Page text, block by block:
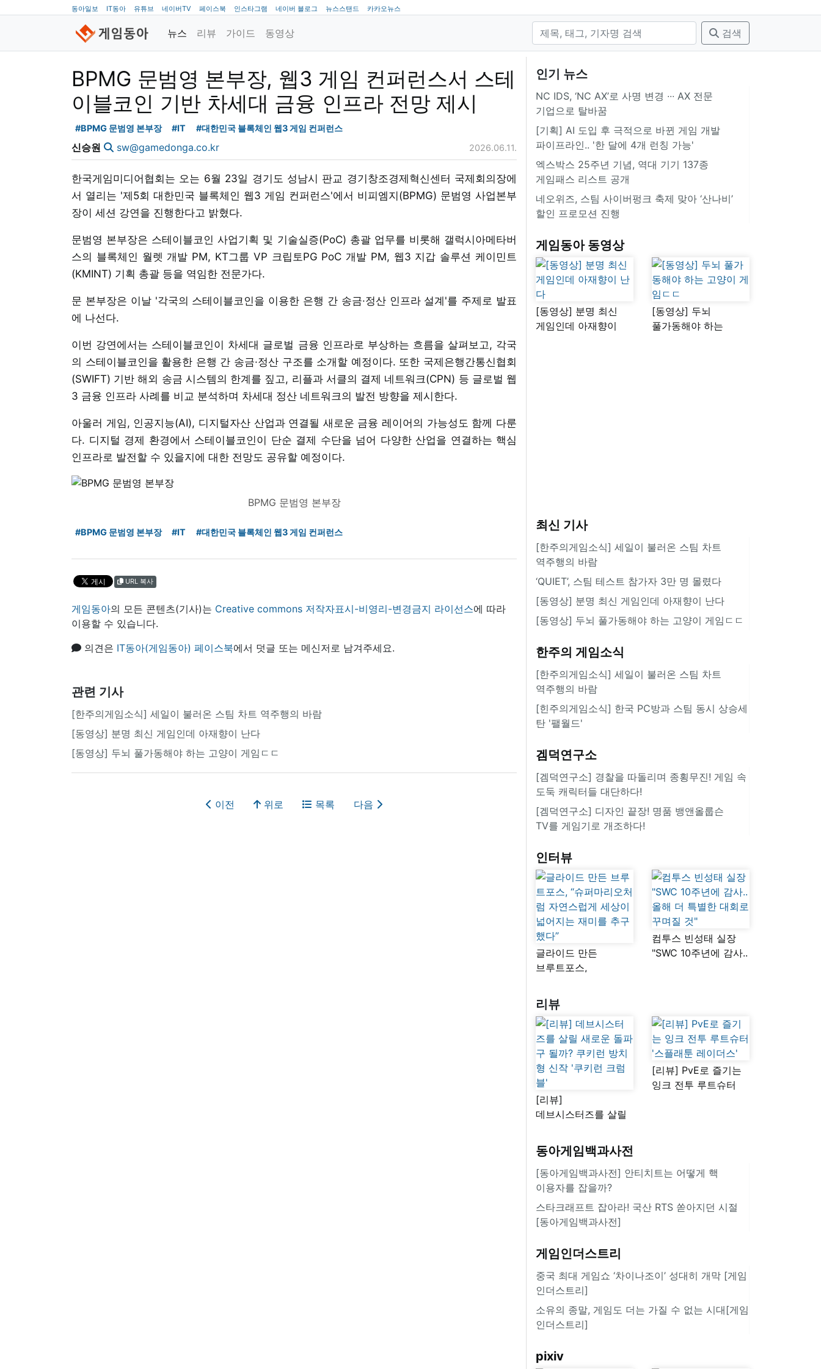
동아일보 IT동아 유튜브 네이버TV 페이스북 인스타그램 네이버 블로그 뉴스스탠드 카카오뉴스
뉴스 리뷰 가이드 동영상 검색
BPMG 문범영 본부장, 웹3 게임 컨퍼런스서 스테
이블코인 기반 차세대 금융 인프라 전망 제시
#BPMG 문범영 본부장 #IT #대한민국 블록체인 웹3 게임 컨퍼런스
신승원 sw@gamedonga.co.kr 2026.06.11.
한국게임미디어협회는 오는 6월 23일 경기도 성남시 판교 경기창조경제혁신센터 국제회의장에
서 열리는 '제5회 대한민국 블록체인 웹3 게임 컨퍼런스'에서 비피엠지(BPMG) 문범영 사업본부
장이 세션 강연을 진행한다고 밝혔다.
문범영 본부장은 스테이블코인 사업기획 및 기술실증(PoC) 총괄 업무를 비롯해 갤럭시아메타버
스의 블록체인 월렛 개발 PM, KT그룹 VP 크립토PG PoC 개발 PM, 웹3 지갑 솔루션 케이민트
(KMINT) 기획 총괄 등을 역임한 전문가다.
문 본부장은 이날 '각국의 스테이블코인을 이용한 은행 간 송금·정산 인프라 설계'를 주제로 발표
에 나선다.
이번 강연에서는 스테이블코인이 차세대 글로벌 금융 인프라로 부상하는 흐름을 살펴보고, 각국
의 스테이블코인을 활용한 은행 간 송금·정산 구조를 소개할 예정이다. 또한 국제은행간통신협회
(SWIFT) 기반 해외 송금 시스템의 한계를 짚고, 리플과 서클의 결제 네트워크(CPN) 등 글로벌 웹
3 금융 인프라 사례를 비교 분석하며 차세대 정산 네트워크의 발전 방향을 제시한다.
아울러 게임, 인공지능(AI), 디지털자산 산업과 연결될 새로운 금융 레이어의 가능성도 함께 다룬
다. 디지털 경제 환경에서 스테이블코인이 단순 결제 수단을 넘어 다양한 산업을 연결하는 핵심
인프라로 발전할 수 있을지에 대한 전망도 공유할 예정이다.
BPMG 문범영 본부장
#BPMG 문범영 본부장 #IT #대한민국 블록체인 웹3 게임 컨퍼런스
URL 복사
게임동아의 모든 콘텐츠(기사)는 Creative commons 저작자표시-비영리-변경금지 라이선스에 따라
이용할 수 있습니다.
의견은 IT동아(게임동아) 페이스북에서 덧글 또는 메신저로 남겨주세요.
관련 기사
[한주의게임소식] 세일이 불러온 스팀 차트 역주행의 바람
[동영상] 분명 최신 게임인데 아재향이 난다
[동영상] 두뇌 풀가동해야 하는 고양이 게임ㄷㄷ
이전 위로 목록 다음
인기 뉴스
NC IDS, ‘NC AX’로 사명 변경 ∙∙∙ AX 전문
기업으로 탈바꿈
[기획] AI 도입 후 극적으로 바뀐 게임 개발
파이프라인.. '한 달에 4개 런칭 가능'
엑스박스 25주년 기념, 역대 기기 137종
게임패스 리스트 공개
네오위즈, 스팀 사이버펑크 축제 맞아 ‘산나비’
할인 프로모션 진행
게임동아 동영상
[동영상] 분명 최신
게임인데 아재향이
[동영상] 두뇌
풀가동해야 하는
최신 기사
[한주의게임소식] 세일이 불러온 스팀 차트
역주행의 바람
‘QUIET’, 스팀 테스트 참가자 3만 명 몰렸다
[동영상] 분명 최신 게임인데 아재향이 난다
[동영상] 두뇌 풀가동해야 하는 고양이 게임ㄷㄷ
한주의 게임소식
[한주의게임소식] 세일이 불러온 스팀 차트
역주행의 바람
[힌주의게임소식] 한국 PC방과 스팀 동시 상승세
탄 '팰월드'
겜덕연구소
[겜덕연구소] 경찰을 따돌리며 종횡무진! 게임 속
도둑 캐릭터들 대단하다!
[겜덕연구소] 디자인 끝장! 명품 뱅앤올룹슨
TV를 게임기로 개조하다!
인터뷰
글라이드 만든
브루트포스,
자연스럽게 세상이
넓어지는 재미를
추구했다”
컴투스 빈성태 실장
"SWC 10주년에 감사..
리뷰
[리뷰]
데브시스터즈를 살릴
쿠키런 방치형 신작
'쿠키런 크럼블'
[리뷰] PvE로 즐기는
잉크 전투 루트슈터
동아게임백과사전
[동아게임백과사전] 안티치트는 어떻게 핵
이용자를 잡을까?
스타크래프트 잡아라! 국산 RTS 쏟아지던 시절
[동아게임백과사전]
게임인더스트리
중국 최대 게임쇼 ‘차이나조이’ 성대히 개막 [게임
인더스트리]
소유의 종말, 게임도 더는 가질 수 없는 시대[게임
인더스트리]
pixiv